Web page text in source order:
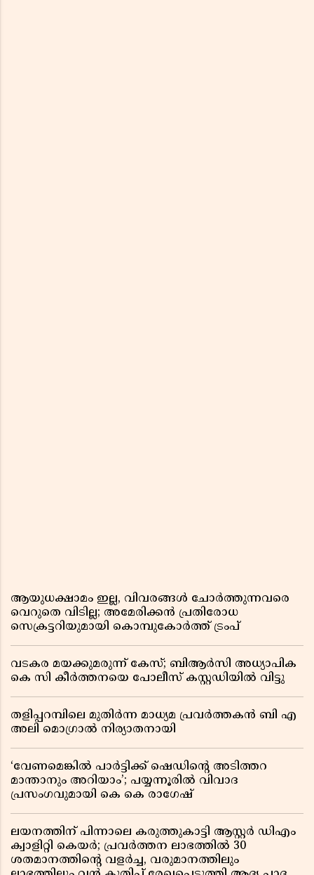
ആയുധക്ഷാമം ഇല്ല, വിവരങ്ങൾ ചോർത്തുന്നവരെ
വെറുതെ വിടില്ല; അമേരിക്കൻ പ്രതിരോധ
സെക്രട്ടറിയുമായി കൊമ്പുകോർത്ത് ട്രംപ്
വടകര മയക്കുമരുന്ന് കേസ്; ബിആർസി അധ്യാപിക
കെ സി കീർത്തനയെ പോലീസ് കസ്റ്റഡിയിൽ വിട്ടു
തളിപ്പറമ്പിലെ മുതിർന്ന മാധ്യമ പ്രവർത്തകൻ ബി എ
അലി മൊഗ്രാൽ നിര്യാതനായി
‘വേണമെങ്കിൽ പാർട്ടിക്ക് ഷെഡിൻ്റെ അടിത്തറ
മാന്താനും അറിയാം’; പയ്യന്നൂരിൽ വിവാദ
പ്രസംഗവുമായി കെ കെ രാഗേഷ്
ലയനത്തിന് പിന്നാലെ കരുത്തുകാട്ടി ആസ്റ്റർ ഡിഎം
ക്വാളിറ്റി കെയർ; പ്രവർത്തന ലാഭത്തിൽ 30
ശതമാനത്തിൻ്റെ വളർച്ച, വരുമാനത്തിലും